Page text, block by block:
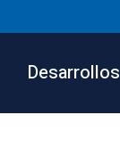
Desarrollos